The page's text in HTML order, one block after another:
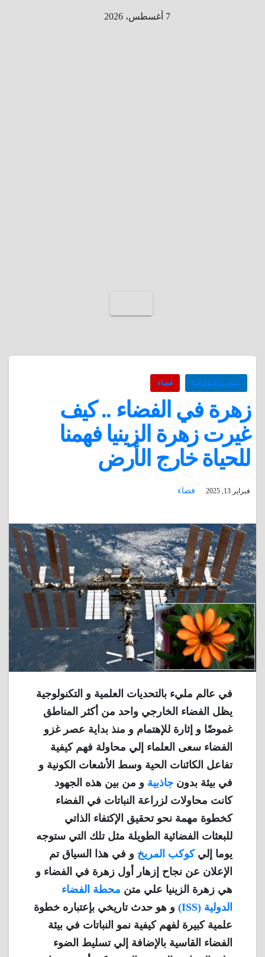
7 أغسطس، 2026
علوم و تكنولوجيا فضاء
زهرة في الفضاء .. كيف
غيرت زهرة الزينيا فهمنا
للحياة خارج الأرض
فبراير 13, 2025 فضاء
في عالم مليء بالتحديات العلمية و التكنولوجية
يظل الفضاء الخارجي واحد من أكثر المناطق
غموضًا و إثارة للإهتمام و منذ بداية عصر غزو
الفضاء سعى العلماء إلي محاولة فهم كيفية
تفاعل الكائنات الحية وسط الأشعات الكونية و
في بيئة بدون جاذبية و من بين هذه الجهود
كانت محاولات لزراعة النباتات في الفضاء
كخطوة مهمة نحو تحقيق الإكتفاء الذاتي
للبعثات الفضائية الطويلة مثل تلك التي ستوجه
يوما إليكوكب المريخ و في هذا السياق تم
الإعلان عن نجاح إزهار أول زهرة في الفضاء و
هي زهرة الزينيا علي متن محطة الفضاء
الدولية (ISS)
و هو حدث تاريخي بإعتباره خطوة
علمية كبيرة لفهم كيفية نمو النباتات في بيئة
الفضاء القاسية بالإضافة إلي تسليط الضوء